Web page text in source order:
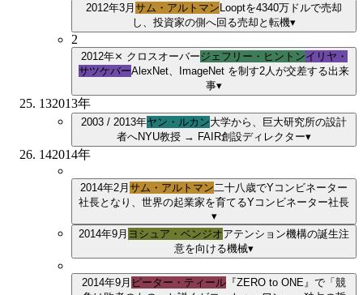
2012年3月 サム・アルトマン Looptを4340万ドルで売却
し、投資家の側へ回る売却と転機▾
2
2012年⨯ クロスオーバージェフリー・ヒントンイリヤ・
サツケバーAlexNet、ImageNet を制す2 人が交差する出来
事▾
132013年
2003 / 2013年ヤン・ルカン大学から、巨大研究所の設計
者へNYU教授 → FAIR創設ディレクター▾
142014年
2014年2月 サム・アルトマン 二十八歳でYコンビネーター
社長となり、世界の起業家を育てるYコンビネーター社長
▾
2014年9月 ヨシュア・ベンジオアテンション機構の誕生注
意を向ける機械▾
2014年9月 ピーター・ティール 『ZERO to ONE』で「競